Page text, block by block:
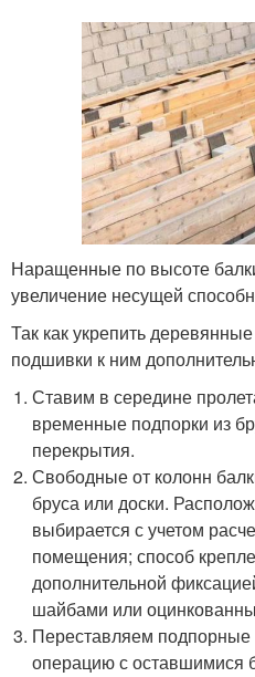
Наращенные по высоте
увеличение несущей
Так как укрепить
подшивки к ним
Ставим в середине
временные подпорки из
перекрытия.
Свободные от колонн
бруса или доски.
выбирается с учетом
помещения; способ
дополнительной
шайбами или
Переставляем
операцию с оставшимися